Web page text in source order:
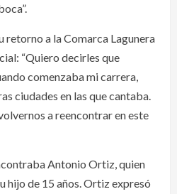
retorno a la Comarca Lagunera
“Quiero decirles que
comenzaba mi carrera,
ciudades en las que cantaba.
a reencontrar en este
Antonio Ortiz, quien
hijo de 15 años. Ortiz expresó